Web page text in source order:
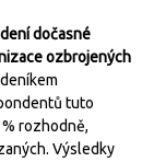
dočasné
ozbrojených
tuto
rozhodně,
Výsledky